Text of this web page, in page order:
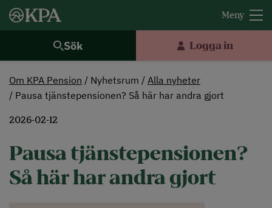
Sök Logga in
Om KPA Pension Nyhetsrum
Alla nyheter
Pausa tjänstepensionen? Så här har andra gjort
2026-02-12
Pausa tjänstepensionen?
Så här har andra gjort